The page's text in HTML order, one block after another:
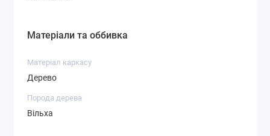
Матеріали та оббивка
Матеріал каркасу
Дерево
Порода дерева
Вільха